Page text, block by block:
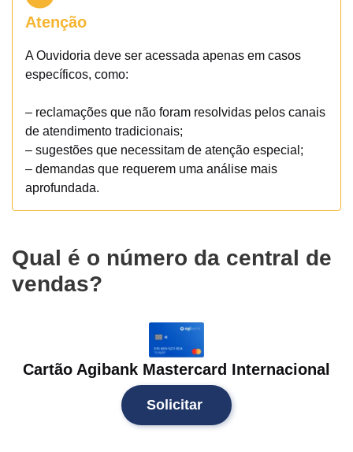
Atenção
A Ouvidoria deve ser acessada apenas em casos
específicos, como:
– reclamações que não foram resolvidas pelos canais
de atendimento tradicionais;
– sugestões que necessitam de atenção especial;
– demandas que requerem uma análise mais
aprofundada.
Qual é o número da central de
vendas?
Cartão Agibank Mastercard Internacional
Solicitar